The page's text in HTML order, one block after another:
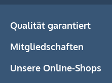
Qualität garantiert
Mitgliedschaften
Unsere Online-Shops